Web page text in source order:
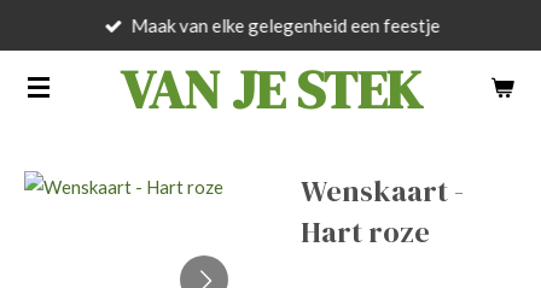
naar
VAN JE STEK
Maak van elke gelegenheid een feestje
Wenskaart -
Hart roze